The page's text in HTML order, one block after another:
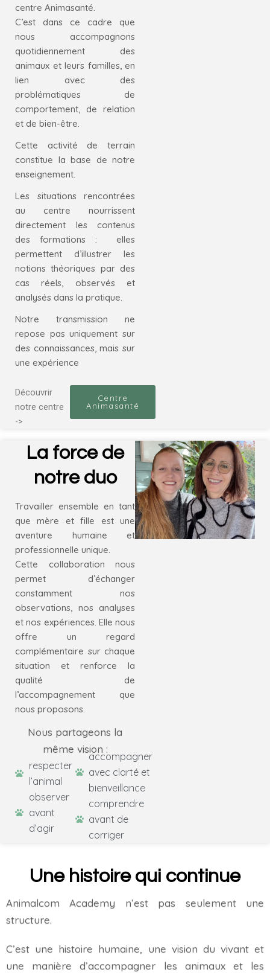
centre Animasanté.
C’est dans ce cadre que
nous accompagnons
quotidiennement des
animaux et leurs familles, en
lien avec des
problématiques de
comportement, de relation
et de bien-être.
Cette activité de terrain
constitue la base de notre
enseignement.
Les situations rencontrées
au centre nourrissent
directement les contenus
des formations :
elles
permettent d’illustrer les
notions théoriques par des
cas réels, observés et
analysés dans la pratique.
Notre transmission ne
repose pas uniquement sur
des connaissances, mais sur
une expérience
Centre
Animasanté
Découvrir
notre centre
->
La force de
notre duo
Travailler ensemble en tant
que mère et fille est une
aventure humaine et
professionnelle unique.
Cette collaboration nous
permet d’échanger
constamment nos
observations, nos analyses
et nos expériences. Elle nous
offre un regard
complémentaire sur chaque
situation et renforce la
qualité de
l’accompagnement que
nous proposons.
Nous partageons la
même vision :
respecter
l’animal
observer
avant
d’agir
accompagner
avec clarté et
bienveillance
comprendre
avant de
corriger
Une histoire qui continue
Animalcom Academy n’est pas seulement une
structure.
C’est une histoire humaine, une vision du vivant et
une manière d’accompagner les animaux et les